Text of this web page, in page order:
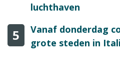
luchthaven
5
Vanaf donderdag
grote steden in